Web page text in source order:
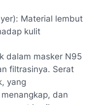
Material lembut
kulit
dalam masker N95
filtrasinya. Serat
yang
dan